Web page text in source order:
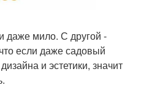
даже мило. С другой -
если даже садовый
и эстетики, значит